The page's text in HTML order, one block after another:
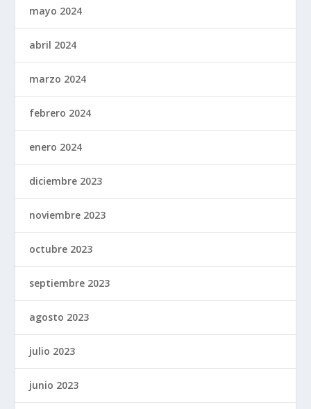
mayo 2024
abril 2024
marzo 2024
febrero 2024
enero 2024
diciembre 2023
noviembre 2023
octubre 2023
septiembre 2023
agosto 2023
julio 2023
junio 2023